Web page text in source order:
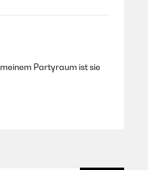
Partyraum ist sie